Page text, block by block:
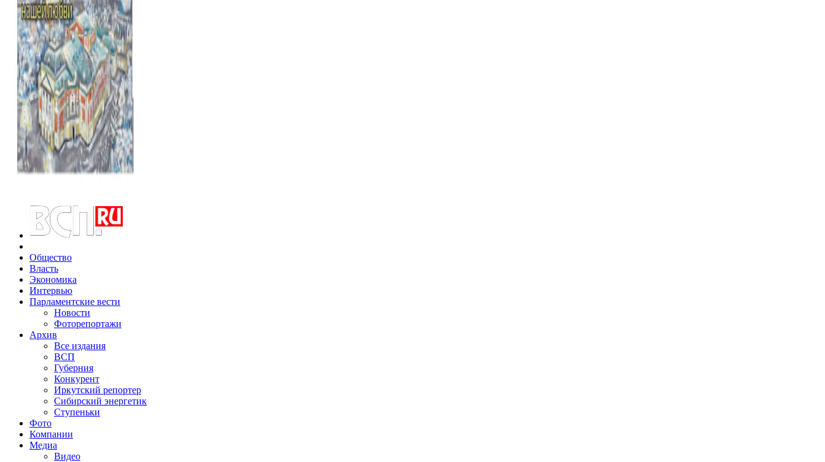
Общество
Власть
Экономика
Интервью
Парламентские вести
Новости
Фоторепортажи
Архив
Все издания
ВСП
Губерния
Конкурент
Иркутский репортер
Сибирский энергетик
Ступеньки
Фото
Компании
Медиа
Видео